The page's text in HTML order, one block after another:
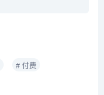
# 付费